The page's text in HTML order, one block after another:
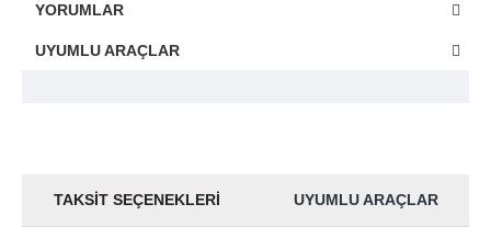
YORUMLAR
UYUMLU ARAÇLAR
TAKSIT SEÇENEKLERI UYUMLU ARAÇLAR